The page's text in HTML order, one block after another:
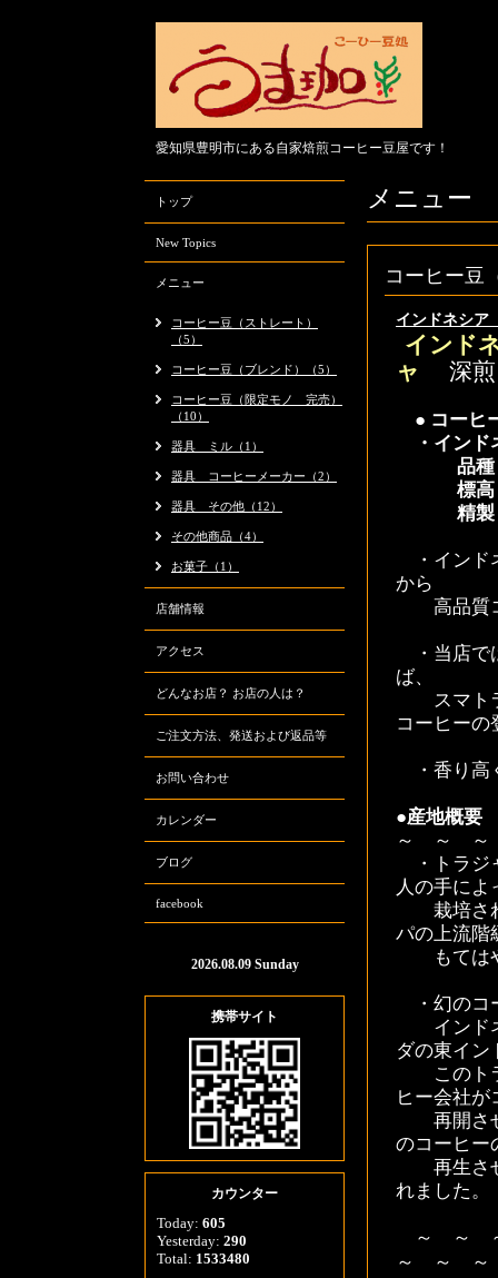
愛知県豊明市にある自家焙煎コーヒー豆屋です！
メニュー
コーヒー豆
インドネシア
インド
ャ
深煎
● コーヒ
・インド
品
標高
精製
・インド
から
高品質コ
・当店で
ば、
スマトラ
コーヒーの
・香り高
●産地概要
～ ～
・トラジ
人の手によ
栽培され
パの上流階
もてはや
・幻のコ
インドネ
ダの東イン
このトラ
ヒー会社が
再開させ
のコーヒー
再生さ
れました
～ ～
～ ～
トップ
New Topics
メニュー
コーヒー豆（ストレート）
（5）
コーヒー豆（ブレンド）（5）
コーヒー豆（限定モノ 完売）
（10）
器具 ミル（1）
器具 コーヒーメーカー（2）
器具 その他（12）
その他商品（4）
お菓子（1）
店舗情報
アクセス
どんなお店？ お店の人は？
ご注文方法、発送および返品等
お問い合わせ
カレンダー
ブログ
facebook
2026.08.09 Sunday
携帯サイト
カウンター
Today: 605
Yesterday: 290
Total: 1533480